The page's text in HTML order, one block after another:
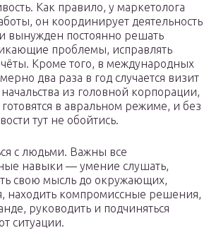
Как правило, у маркетолога
он координирует деятельность
вынужден постоянно решать
проблемы, исправлять
Кроме того, в международных
два раза в год случается визит
из головной корпорации,
в авральном режиме, и без
тут не обойтись.
с людьми. Важны все
навыки — умение слушать,
свою мысль до окружающих,
находить компромиссные решения,
руководить и подчиняться
ситуации.